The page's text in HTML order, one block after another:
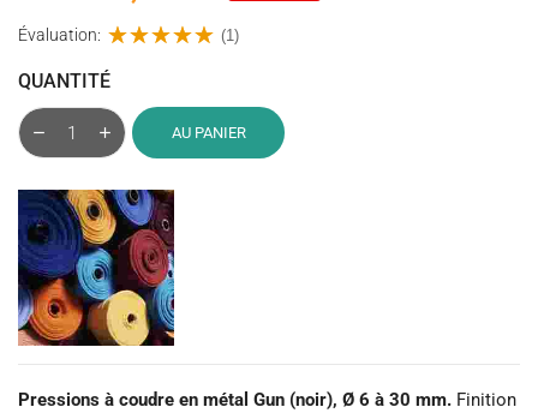
Évaluation: (1)
QUANTITÉ
AU PANIER
Pressions à coudre en métal Gun (noir), Ø 6 à 30 mm. Finition